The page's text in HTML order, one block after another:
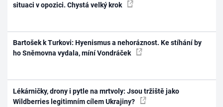
situaci v opozici. Chystá velký krok
Bartošek k Turkovi: Hyenismus a nehoráznost. Ke stíhání by
ho Sněmovna vydala, míní Vondráček
Lékárničky, drony i pytle na mrtvoly: Jsou tržiště jako
Wildberries legitimním cílem Ukrajiny?